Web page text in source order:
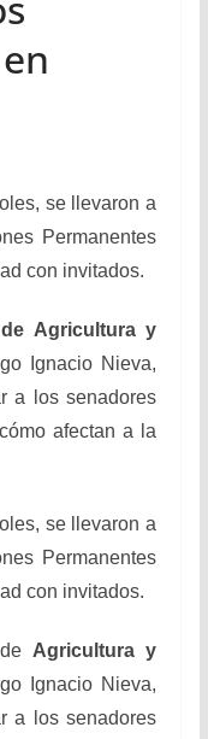
se llevaron a
Permanentes
con invitados.
Agricultura y
Ignacio Nieva,
a los senadores
afectan a la
se llevaron a
Permanentes
con invitados.
Agricultura y
Ignacio Nieva,
a los senadores